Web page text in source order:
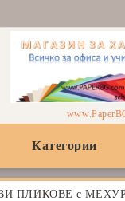
Категории
ПЛИКОВЕ с